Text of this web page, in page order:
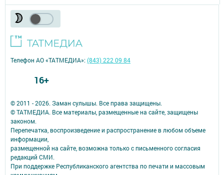
© 2011 - 2026. Заман сулышы. Все права защищены.
© ТАТМЕДИА. Все материалы, размещенные на сайте, защищены
законом.
Перепечатка, воспроизведение и распространение в любом объеме
информации,
размещенной на сайте, возможна только с письменного согласия
редакций СМИ.
При поддержке Республиканского агентства по печати и массовым
Телефон АО «ТАТМЕДИА»:(843) 222 09 84
16+